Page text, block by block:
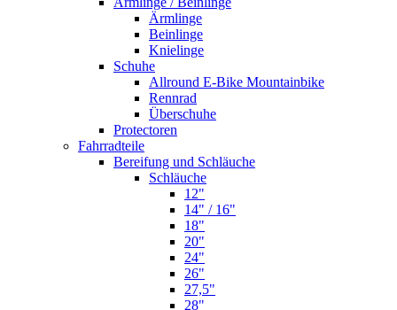
Ärmlinge
Beinlinge
Knielinge
Schuhe
Allround E-Bike Mountainbike
Rennrad
Überschuhe
Protectoren
Fahrradteile
Bereifung und Schläuche
Schläuche
12"
14" / 16"
18"
20"
24"
26"
27,5"
28"